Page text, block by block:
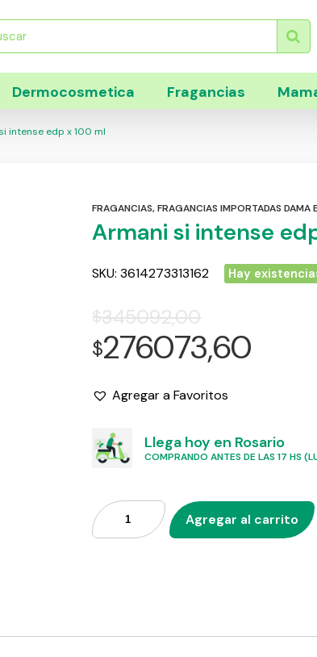
Dermocosmetica Fragancias
intense edp x 100 ml
FRAGANCIAS,FRAGANCIAS IMPORTADAS DAMA
Armani si intense
SKU:3614273313162 Hay
$345092,00
$276073,60
Agregar a Favoritos
Llega hoy en Rosario
COMPRANDO ANTES DE LAS 17 HS
Agregar al carrito